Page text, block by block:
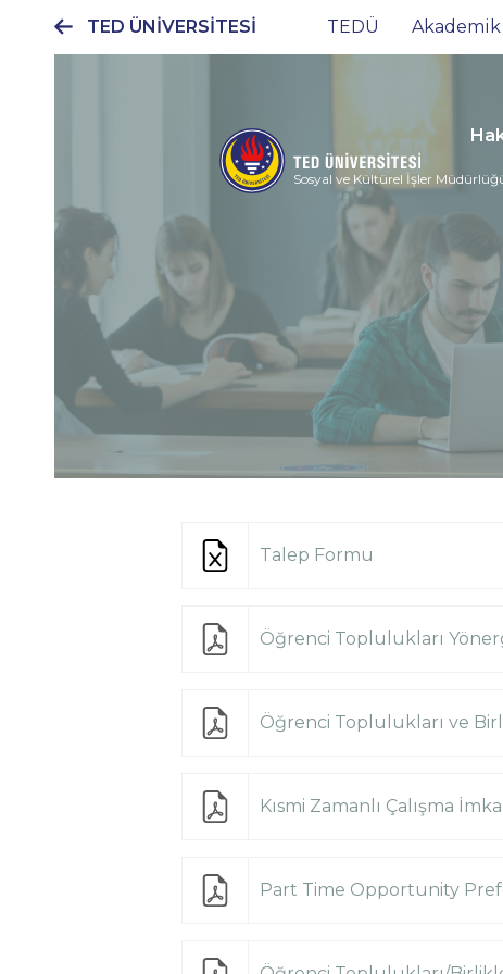
TED ÜNİVERSİTESİ
Ana
menüsü
TEDÜ Akademik
Sosyal ve Kültürel İşler
Talep Formu
Öğrenci Toplulukları
Öğrenci Toplulukları ve
Kısmi Zamanlı Çalışma
Part Time Opportunity